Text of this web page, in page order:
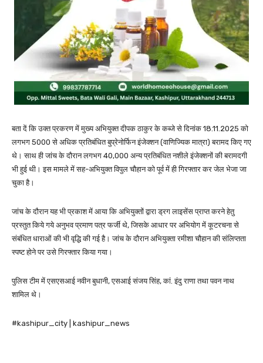
बता दें कि उक्त प्रकरण में मुख्य अभियुक्त दीपक ठाकुर के कब्जे से दिनांक 18.11.2025 को
लगभग 5000 से अधिक प्रतिबंधित बुप्रेनोर्फिन इंजेक्शन (वाणिज्यिक मात्रा) बरामद किए गए
थे। साथ ही जांच के दौरान लगभग 40,000 अन्य प्रतिबंधित नशीले इंजेक्शनों की बरामदगी
भी हुई थी। इस मामले में सह-अभियुक्त विपुल चौहान को पूर्व में ही गिरफ्तार कर जेल भेजा जा
चुका है।
जांच के दौरान यह भी प्रकाश में आया कि अभियुक्तों द्वारा ड्रग लाइसेंस प्राप्त करने हेतु
प्रस्तुत किये गये अनुभव प्रमाण पत्र फर्जी थे, जिसके आधार पर अभियोग में कूटरचना से
संबंधित धाराओं की भी वृद्धि की गई है। जांच के दौरान अभियुक्ता रमीशा चौहान की संलिप्तता
स्पष्ट होने पर उसे गिरफ्तार किया गया।
पुलिस टीम में एसएसआई नवीन बुधानी, एसआई संजय सिंह, कां. इंदु राणा तथा पवन नाथ
शामिल थे।
#kashipur_city | kashipur_news